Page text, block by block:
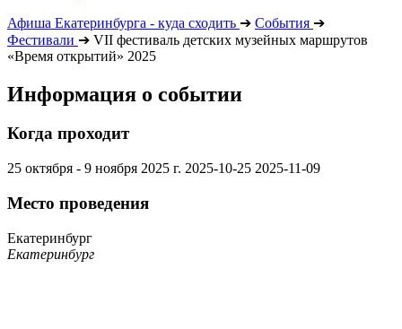
Афиша Екатеринбурга - куда сходить ➔ События ➔
Фестивали ➔ VII фестиваль детских музейных маршрутов
«Время открытий» 2025
Информация о событии
Когда проходит
25 октября - 9 ноября 2025 г. 2025-10-25 2025-11-09
Место проведения
Екатеринбург
Екатеринбург